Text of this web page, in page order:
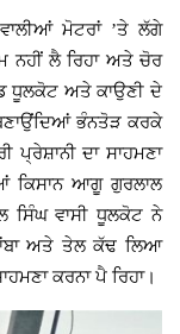
ਮੋਟਰਾਂ ’ਤੇ ਲੱਗੇ
ਨਹੀਂ ਲੈ ਰਿਹਾ ਅਤੇ ਚੋਰ
ਧੂਲਕੋਟ ਅਤੇ ਕਾਉਣੀ ਦੇ
ਬਣਾਉਂਦਿਆਂ ਭੰਨਤੋੜ ਕਰਕੇ
ਪ੍ਰੇਸ਼ਾਨੀ ਦਾ ਸਾਹਮਣਾ
ਕਿਸਾਨ ਆਗੂ ਗੁਰਲਾਲ
ਸਿੰਘ ਵਾਸੀ ਧੂਲਕੋਟ ਨੇ
ਅਤੇ ਤੇਲ ਕੱਢ ਲਿਆ
ਕਰਨਾ ਪੈ ਰਿਹਾ।